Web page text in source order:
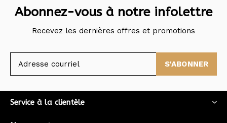
Abonnez-vous à notre infolettre
Recevez les dernières offres et promotions
S'ABONNER
Service à la clientèle